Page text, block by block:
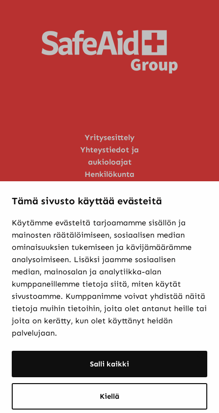
Tämä sivusto käyttää evästeitä
Käytämme evästeitä tarjoamamme sisällön ja
mainosten räätälöimiseen, sosiaalisen median
ominaisuuksien tukemiseen ja kävijämäärämme
analysoimiseen. Lisäksi jaamme sosiaalisen
median, mainosalan ja analytiikka-alan
kumppaneillemme tietoja siitä, miten käytät
sivustoamme. Kumppanimme voivat yhdistää näitä
tietoja muihin tietoihin, joita olet antanut heille tai
joita on kerätty, kun olet käyttänyt heidän
palvelujaan.
Salli kaikki
Kiellä
Yritysesittely
Yhteystiedot ja
aukioloajat
Henkilökunta
Verkkokaupasta ostaminen
Maksutavat ja
toimitusehdot
Palautukset
Rekisteriseloste
Evästekäytännöt
Etkö löytänyt etsimääsi? Hae sivustolta:
Haku: Haku